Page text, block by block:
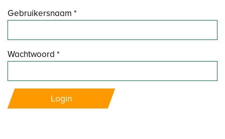
Gebruikersnaam *
Wachtwoord *
Login